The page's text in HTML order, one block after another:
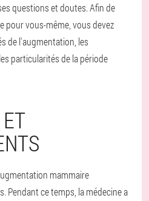
questions et doutes. Afin de
pour vous-même, vous devez
de l'augmentation, les
particularités de la période
mammaire
Pendant ce temps, la médecine a